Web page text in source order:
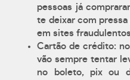
pessoas já
te deixar com
em sites
Cartão de crédito:
vão sempre tentar
no boleto, pix ou